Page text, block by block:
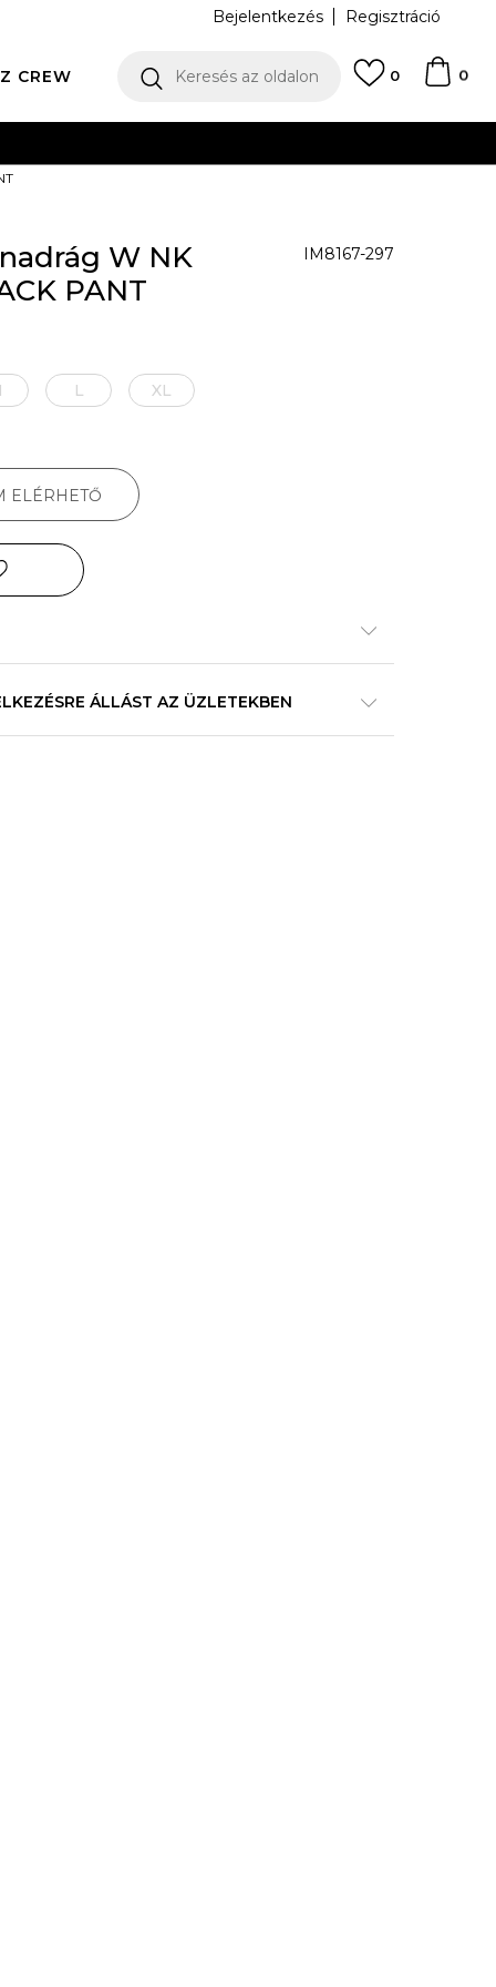
Bejelentkezés Regisztráció
CREW Keresés az oldalon 0
0
W NK
PANT
IM8167-297
L XL
ELÉRHETŐ
ÁLLÁST AZ ÜZLETEKBEN